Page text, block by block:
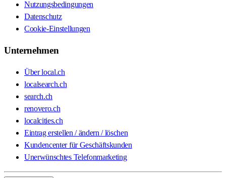
Nutzungsbedingungen
Datenschutz
Cookie-Einstellungen
Unternehmen
Über local.ch
localsearch.ch
search.ch
renovero.ch
localcities.ch
Eintrag erstellen / ändern / löschen
Kundencenter für Geschäftskunden
Unerwünschtes Telefonmarketing